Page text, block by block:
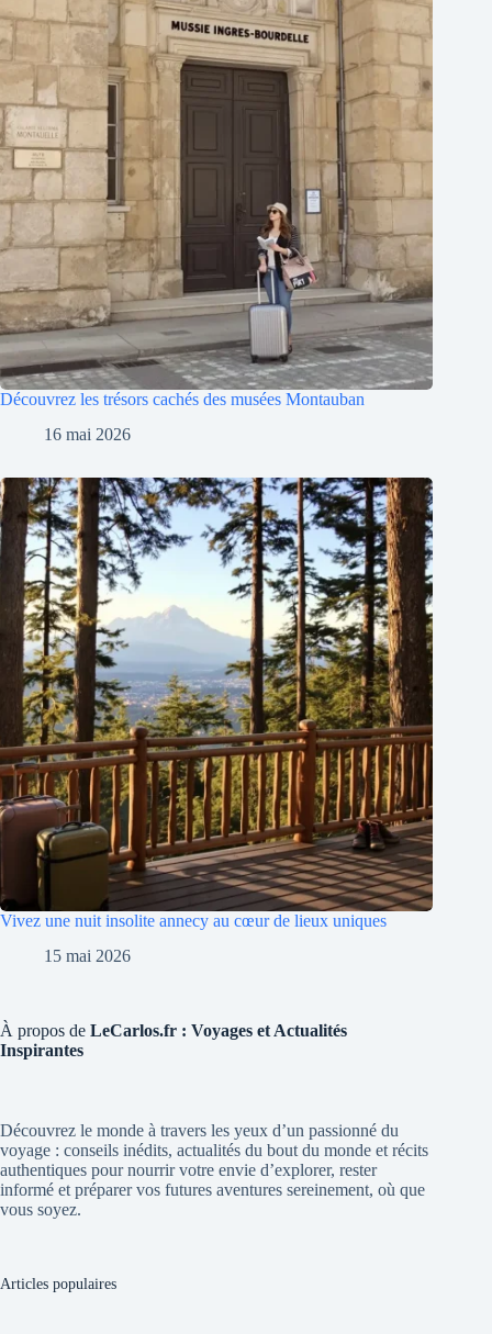
Découvrez les trésors cachés des musées Montauban
16 mai 2026
Vivez une nuit insolite annecy au cœur de lieux uniques
15 mai 2026
À propos de LeCarlos.fr : Voyages et Actualités
Inspirantes
Découvrez le monde à travers les yeux d’un passionné du
voyage : conseils inédits, actualités du bout du monde et récits
authentiques pour nourrir votre envie d’explorer, rester
informé et préparer vos futures aventures sereinement, où que
vous soyez.
Articles populaires